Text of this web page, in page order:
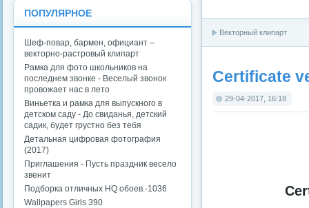
Векторный клипарт
Certificate
29-04-2017, 16:18
ПОПУЛЯРНОЕ
Шеф-повар, бармен, официант –
векторно-растровый клипарт
Рамка для фото школьников на
последнем звонке - Веселый звонок
провожает нас в лето
Виньетка и рамка для выпускного в
детском саду - До свиданья, детский
садик, будет грустно без тебя
Детальная цифровая фотография
(2017)
Приглашения - Пусть праздник весело
звенит
Подборка отличных HQ обоев.-1036
Wallpapers Girls 390